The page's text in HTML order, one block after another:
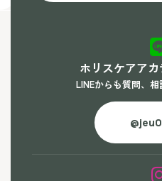
ホリスケアア
LINEからも質問、